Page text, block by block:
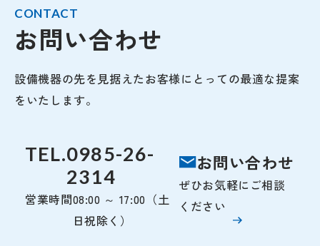
CONTACT
お問い合わせ
設備機器の先を見据えたお客様にとっての最適な提案
をいたします。
TEL.0985-26-
2314
営業時間08:00 ～ 17:00（土
日祝除く）
お問い合わせ
ぜひお気軽にご相談
ください